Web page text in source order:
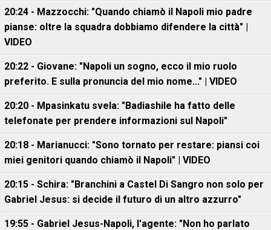
20:24 - Mazzocchi: "Quando chiamò il Napoli mio padre
pianse: oltre la squadra dobbiamo difendere la città" |
VIDEO
20:22 - Giovane: "Napoli un sogno, ecco il mio ruolo
preferito. E sulla pronuncia del mio nome..." | VIDEO
20:20 - Mpasinkatu svela: "Badiashile ha fatto delle
telefonate per prendere informazioni sul Napoli"
20:18 - Marianucci: "Sono tornato per restare: piansi coi
miei genitori quando chiamò il Napoli" | VIDEO
20:15 - Schira: "Branchini a Castel Di Sangro non solo per
Gabriel Jesus: si decide il futuro di un altro azzurro"
19:55 - Gabriel Jesus-Napoli, l'agente: "Non ho parlato